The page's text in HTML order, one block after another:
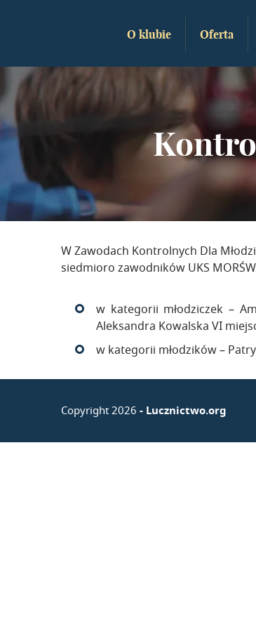
O klubie Oferta
W Zawodach Kontrolnych Dla
siedmioro zawodników UKS
w kategorii młodziczek –
Aleksandra Kowalska VI
w kategorii młodzików –
Copyright 2026 - Lucznictwo.org